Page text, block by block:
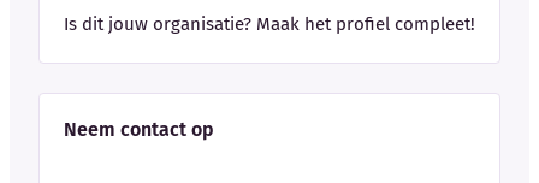
Is dit jouw organisatie? Maak het profiel compleet!
Neem contact op